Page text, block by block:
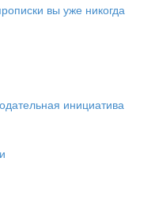
вы уже никогда
инициатива